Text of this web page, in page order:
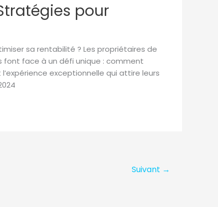
pour
sa rentabilité ? Les propriétaires de
font face à un défi unique : comment
exceptionnelle qui attire leurs
Suivant →